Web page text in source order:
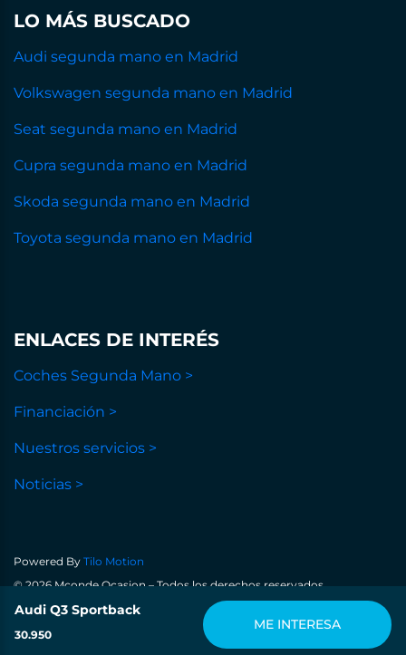
Audi Q3 Sportback
30.950
ME INTERESA
LO MÁS BUSCADO
Audi segunda mano en Madrid
Volkswagen segunda mano en Madrid
Seat segunda mano en Madrid
Cupra segunda mano en Madrid
Skoda segunda mano en Madrid
Toyota segunda mano en Madrid
ENLACES DE INTERÉS
Coches Segunda Mano >
Financiación >
Nuestros servicios >
Noticias >
Powered By Tilo Motion
© 2026 Mconde Ocasion – Todos los derechos reservados
Política de privacidad Aviso legal